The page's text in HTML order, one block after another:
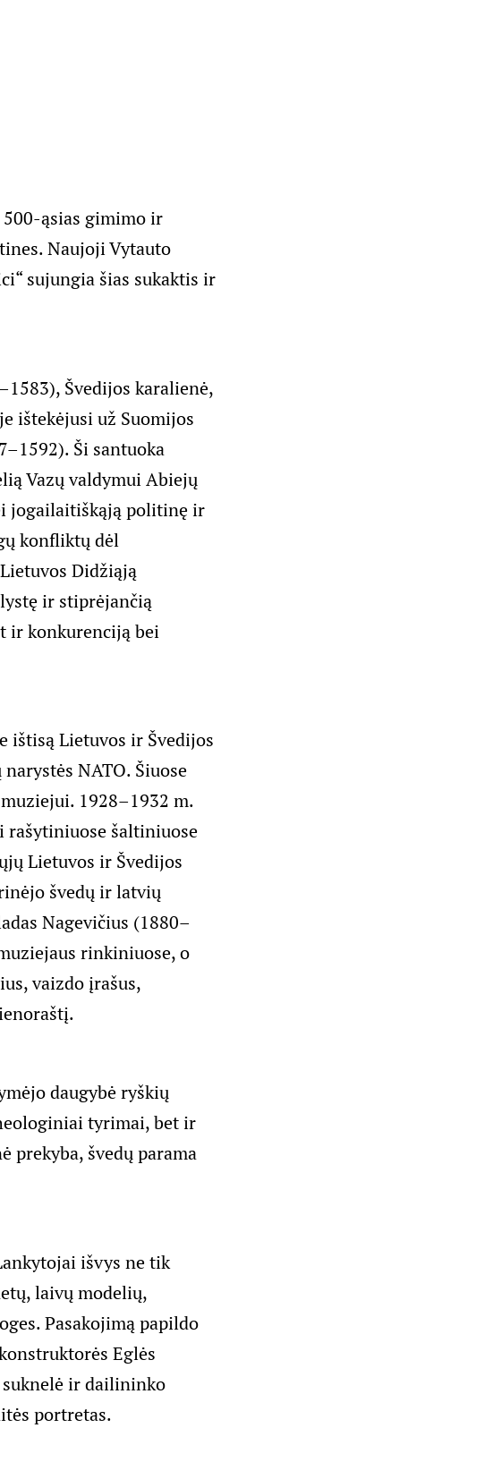
ąsias gimimo ir
Naujoji Vytauto
sujungia šias sukaktis ir
Švedijos karalienė,
ištekėjusi už Suomijos
Ši santuoka
Vazų valdymui Abiejų
jogailaitiškąją politinę ir
konfliktų dėl
Didžiąją
ir stiprėjančią
ir konkurenciją bei
ištisą Lietuvos ir Švedijos
NATO. Šiuose
1928–1932 m.
rašytiniuose šaltiniuose
Lietuvos ir Švedijos
švedų ir latvių
Nagevičius (1880–
rinkiniuose, o
vaizdo įrašus,
daugybė ryškių
tyrimai, bet ir
prekyba, švedų parama
išvys ne tik
laivų modelių,
Pasakojimą papildo
Eglės
ir dailininko
portretas.